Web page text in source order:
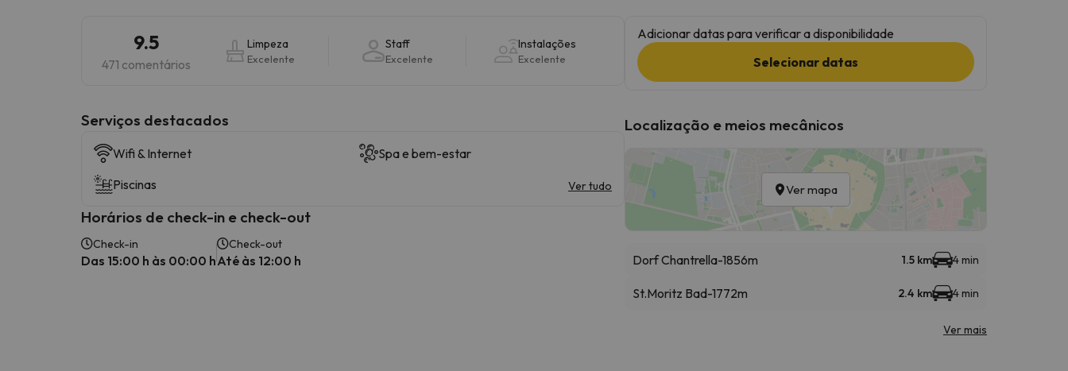
9.5
471 comentários
Limpeza
Excelente
Staff
Excelente
Instalações
Excelente
Serviços destacados
Wifi & Internet
Spa e bem-estar
Piscinas
Ver tudo
Horários de check-in e check-out
Check-in
Das 15:00 h às 00:00 h
Check-out
Até às 12:00 h
Adicionar datas para verificar a disponibilidade
Selecionar datas
Localização e meios mecânicos
Ver mapa
Dorf Chantrella-1856m 1.5 km 4 min
St.Moritz Bad-1772m 2.4 km 4 min
Ver mais